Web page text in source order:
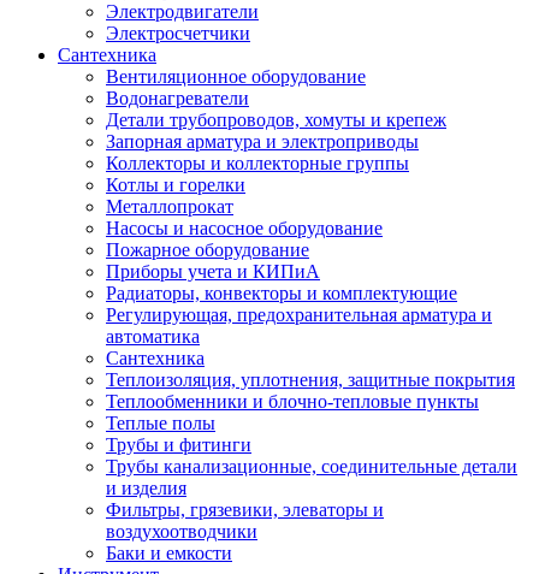
Электродвигатели
Электросчетчики
Сантехника
Вентиляционное оборудование
Водонагреватели
Детали трубопроводов, хомуты и крепеж
Запорная арматура и электроприводы
Коллекторы и коллекторные группы
Котлы и горелки
Металлопрокат
Насосы и насосное оборудование
Пожарное оборудование
Приборы учета и КИПиА
Радиаторы, конвекторы и комплектующие
Регулирующая, предохранительная арматура и
автоматика
Сантехника
Теплоизоляция, уплотнения, защитные покрытия
Теплообменники и блочно-тепловые пункты
Теплые полы
Трубы и фитинги
Трубы канализационные, соединительные детали
и изделия
Фильтры, грязевики, элеваторы и
воздухоотводчики
Баки и емкости